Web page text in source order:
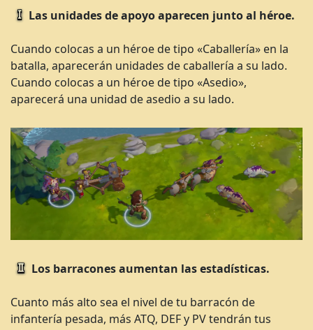
Las unidades de apoyo aparecen junto al héroe.
Cuando colocas a un héroe de tipo «Caballería» en la
batalla, aparecerán unidades de caballería a su lado.
Cuando colocas a un héroe de tipo «Asedio»,
aparecerá una unidad de asedio a su lado.
Los barracones aumentan las estadísticas.
Cuanto más alto sea el nivel de tu barracón de
infantería pesada, más ATQ, DEF y PV tendrán tus